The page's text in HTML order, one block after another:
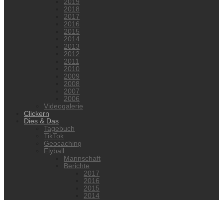
2019
2018
2017
2016
2015
2014
2013
2012
2011
2010
2009
2008
2007
2006
Videogalerie
Clickern
Dies & Das
Tagebuch
TikTok
Geocaching
Flyball
Mannschaft
Berichte
2017
2016
2015
2014